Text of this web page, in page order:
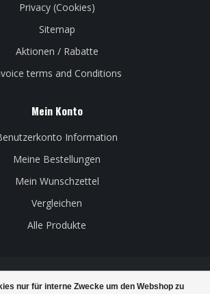
nur für interne Zwecke um den Webshop zu
Privacy (Cookies)
Sitemap
Aktionen / Rabatte
terms and Conditions
Mein Konto
Information
Meine Bestellungen
Mein Wunschzettel
Vergleichen
Alle Produkte